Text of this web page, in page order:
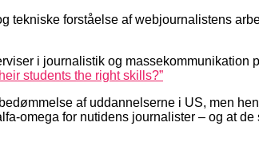
tekniske forståelse af webjournalistens
i journalistik og
students the right skills?”
af uddannelserne i US, men
omega for nutidens journalister – og at